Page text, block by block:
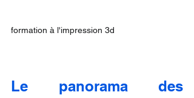
formation à l'impression 3d
Le panorama des